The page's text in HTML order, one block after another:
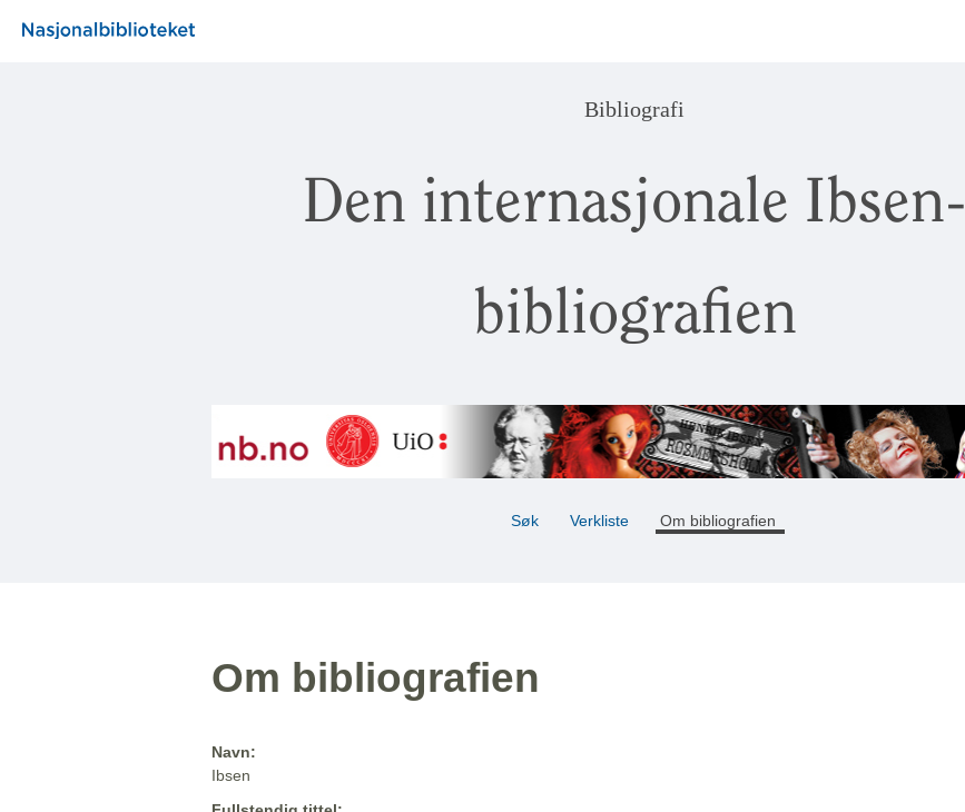
Bibliografi
Den internasjonale Ibsen-
bibliografien
Søk Verkliste Om bibliografien
Om bibliografien
Navn:
Ibsen